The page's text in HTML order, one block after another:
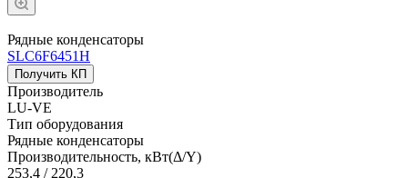
Рядные конденсаторы
SLC6F6451Н
Получить КП
Производитель
LU-VE
Тип оборудования
Рядные конденсаторы
Производительность, кВт(Δ/Y)
253,4 / 220,3